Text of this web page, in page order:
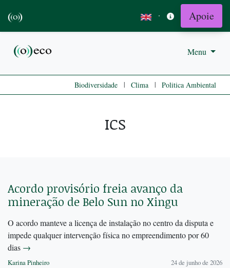
· Apoie
Menu
Biodiversidade | Clima | Politica Ambiental
ICS
Acordo provisório freia avanço da
mineração de Belo Sun no Xingu
O acordo manteve a licença de instalação no centro da disputa e
impede qualquer intervenção física no empreendimento por 60
dias →
Karina Pinheiro 24 de junho de 2026